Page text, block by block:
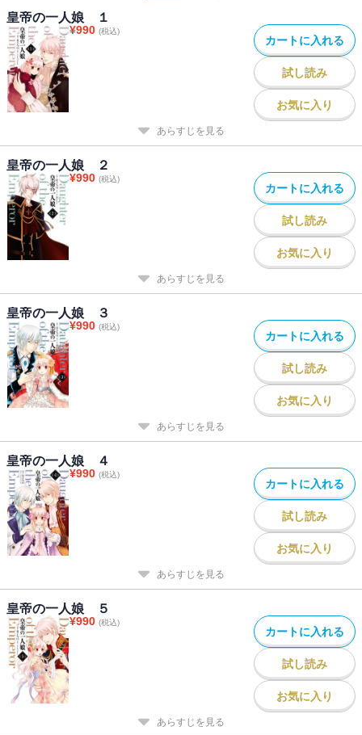
皇帝の一人娘 １
¥990 (税込)
カートに入れる
試し読み
お気に入り
あらすじを見る
皇帝の一人娘 ２
¥990 (税込)
カートに入れる
試し読み
お気に入り
あらすじを見る
皇帝の一人娘 ３
¥990 (税込)
カートに入れる
試し読み
お気に入り
あらすじを見る
皇帝の一人娘 ４
¥990 (税込)
カートに入れる
試し読み
お気に入り
あらすじを見る
皇帝の一人娘 ５
¥990 (税込)
カートに入れる
試し読み
お気に入り
あらすじを見る